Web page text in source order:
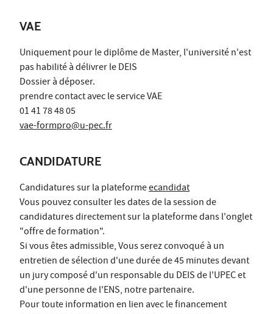
VAE
Uniquement pour le diplôme de Master, l'université n'est
pas habilité à délivrer le DEIS
Dossier à déposer.
prendre contact avec le service VAE
01 41 78 48 05
vae-formpro@u-pec.fr
CANDIDATURE
Candidatures sur la plateformeecandidat
Vous pouvez consulter les dates de la session de
candidatures directement sur la plateforme dans l'onglet
"offre de formation".
Si vous êtes admissible, Vous serez convoqué à un
entretien de sélection d'une durée de 45 minutes devant
un jury composé d'un responsable du DEIS de l'UPEC et
d'une personne de l'ENS, notre partenaire.
Pour toute information en lien avec le financement